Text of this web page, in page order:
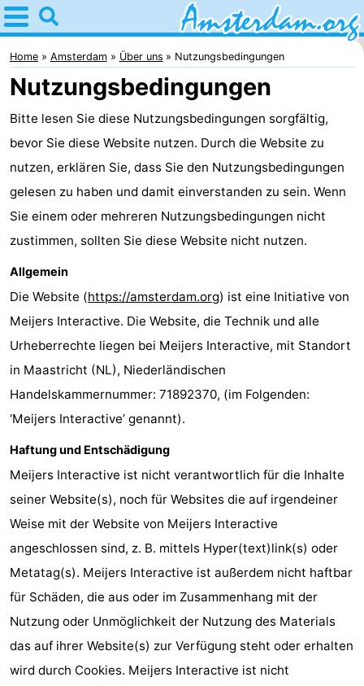
Home
Amsterdam
Interessante
Ausflüge
Für
Kindern
Für
Junge
Erwachsene
Kostenlos
Übernachten
Appartements
Ferienhäuser
Het
Amsterdamse
Bos
-
Spaarnwoude
Hotels
Zimmer
(mit
Frühstück)
Lastminutes
Museen
Attraktionen
Sehen
&
-
Home Amsterdam Über uns Nutzungsbedingungen
Nutzungsbedingungen
Bitte lesen Sie diese Nutzungsbedingungen sorgfältig,
bevor Sie diese Website nutzen. Durch die Website zu
nutzen, erklären Sie, dass Sie den Nutzungsbedingungen
gelesen zu haben und damit einverstanden zu sein. Wenn
Sie einem oder mehreren Nutzungsbedingungen nicht
zustimmen, sollten Sie diese Website nicht nutzen.
Allgemein
Die Website (https://amsterdam.org) ist eine Initiative von
Meijers Interactive. Die Website, die Technik und alle
Urheberrechte liegen bei Meijers Interactive, mit Standort
in Maastricht (NL), Niederländischen
Handelskammernummer: 71892370, (im Folgenden:
‘Meijers Interactive’ genannt).
Haftung und Entschädigung
Meijers Interactive ist nicht verantwortlich für die Inhalte
seiner Website(s), noch für Websites die auf irgendeiner
Weise mit der Website von Meijers Interactive
angeschlossen sind, z. B. mittels Hyper(text)link(s) oder
Metatag(s). Meijers Interactive ist außerdem nicht haftbar
für Schäden, die aus oder im Zusammenhang mit der
Nutzung oder Unmöglichkeit der Nutzung des Materials
das auf ihrer Website(s) zur Verfügung steht oder erhalten
wird durch Cookies. Meijers Interactive ist nicht